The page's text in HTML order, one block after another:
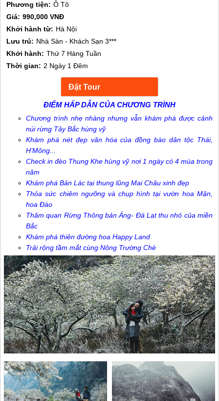
Phương tiện: Ô Tô
Giá: 990,000 VNĐ
Khởi hành từ: Hà Nội
Lưu trú: Nhà Sàn - Khách Sạn 3***
Khởi hành: Thứ 7 Hàng Tuần
Thời gian: 2 Ngày 1 Đêm
ĐIỂM HẤP DẪN CỦA CHƯƠNG TRÌNH
Chương trình nhẹ nhàng nhưng vẫn khám phá được cảnh
núi rừng Tây Bắc hùng vỹ
Khám phá nét đẹp văn hóa của đồng bào dân tộc Thái,
H’Mông...
Check in đèo Thung Khe hùng vỹ nơi 1 ngày có 4 mùa trong
năm
Khám phá Bản Lác tại thung lũng Mai Châu xinh đẹp
Thỏa sức chiêm ngưỡng và chụp hình tại vườn hoa Mận,
hoa Đào
Thăm quan Rừng Thông bản Áng- Đà Lạt thu nhỏ của miền
Bắc
Khám phá thiên đường hoa Happy Land
Trải rộng tầm mắt cùng Nông Trường Chè